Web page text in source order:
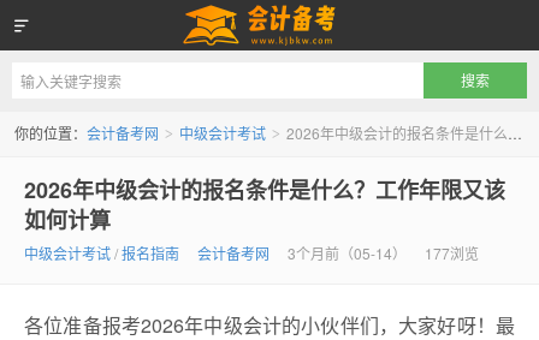
会计备考网
你的位置： 会计备考网 > 中级会计考试 > 2026年中级会计的报名条件是什么？工作年限又该如何计算
2026年中级会计的报名条件是什么？工作年限又该
如何计算
中级会计考试/报名指南 会计备考网 3个月前（05-14） 177浏览
各位准备报考2026年中级会计的小伙伴们，大家好呀！最